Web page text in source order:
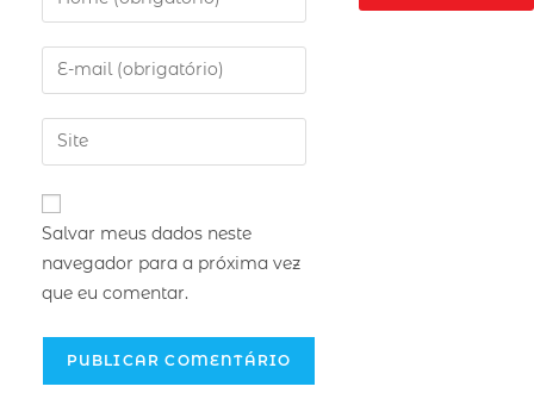
Salvar meus dados neste
navegador para a próxima vez
que eu comentar.